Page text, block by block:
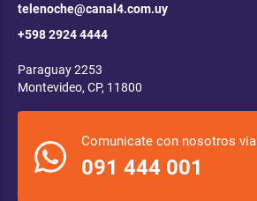
telenoche@canal4.com.uy
+598 2924 4444
Paraguay 2253
Montevideo, CP, 11800
Comunicate con nosotros via
091 444 001